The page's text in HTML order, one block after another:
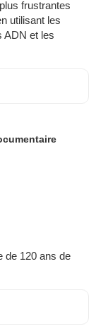
frustrantes
utilisant les
ADN et les
de 120 ans de